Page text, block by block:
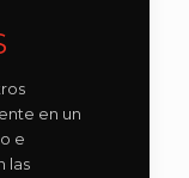
en un
e
las